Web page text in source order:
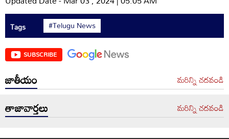
Tags #Telugu News
SUBSCRIBE
జాతీయం మరిన్ని చదవండి
తాజావార్తలు మరిన్ని చదవండి